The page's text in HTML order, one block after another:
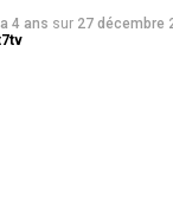
4 ans sur 27 décembre